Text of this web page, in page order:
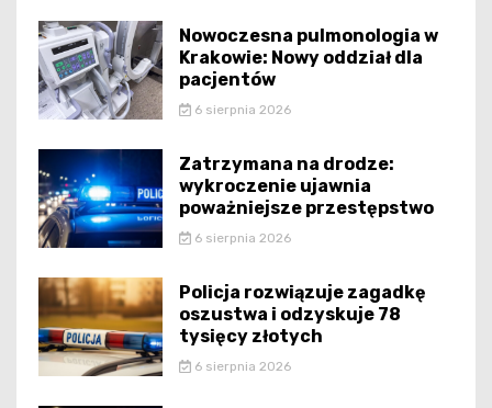
Nowoczesna pulmonologia w
Krakowie: Nowy oddział dla
pacjentów
6 sierpnia 2026
Zatrzymana na drodze:
wykroczenie ujawnia
poważniejsze przestępstwo
6 sierpnia 2026
Policja rozwiązuje zagadkę
oszustwa i odzyskuje 78
tysięcy złotych
6 sierpnia 2026